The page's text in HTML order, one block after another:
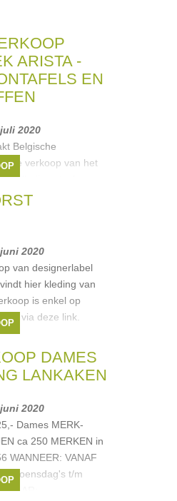
ARISTA -
EN
2020
Belgische
de verkoop van het
volledige stock
salontafels, side
stof vanaf
2020
van designerlabel
hier kleding van
is enkel op
via deze link.
is
DAMES
LANKAKEN
2020
Dames MERK-
ca 250 MERKEN in
WANNEER: VANAF
Woensdag's t/m